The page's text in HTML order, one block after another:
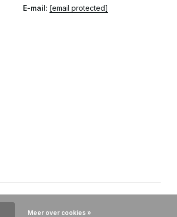
E-mail: [email protected]
Meer over cookies »